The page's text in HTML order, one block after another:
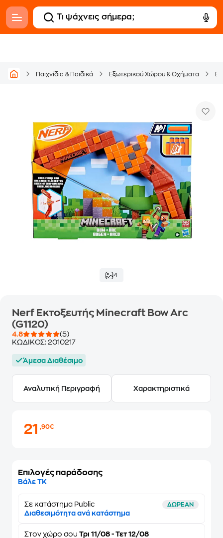
Παιχνίδια & Παιδικά Εξωτερικού Χώρου & Οχήματα
4
Nerf Εκτοξευτής Minecraft Bow Arc
(G1120)
4.8
(5)
ΚΩΔΙΚΟΣ: 2010217
Άμεσα Διαθέσιμο
Αναλυτική Περιγραφή Χαρακτηριστικά
21,90€
Επιλογές παράδοσης
Βάλε ΤΚ
Σε κατάστημα Public ΔΩΡΕΑΝ
Διαθεσιμότητα ανά κατάστημα
Στον χώρο σου Τρι 11/08 - Τετ 12/08